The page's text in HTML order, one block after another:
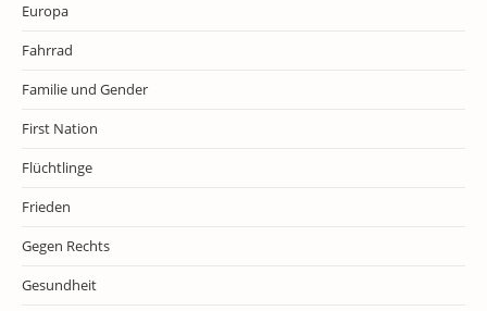
Europa
Fahrrad
Familie und Gender
First Nation
Flüchtlinge
Frieden
Gegen Rechts
Gesundheit